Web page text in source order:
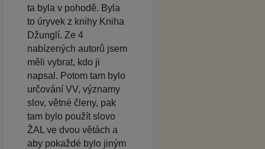
ta byla v pohodě. Byla
to úryvek z knihy Kniha
Džunglí. Ze 4
nabízených autorů jsem
měli vybrat, kdo ji
napsal. Potom tam bylo
určování VV, významy
slov, větné členy, pak
tam bylo použít slovo
ŽAL ve dvou větách a
aby pokaždé bylo jiným